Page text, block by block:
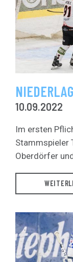
10.09.2022
Im ersten
Stammspieler
Oberdörfer